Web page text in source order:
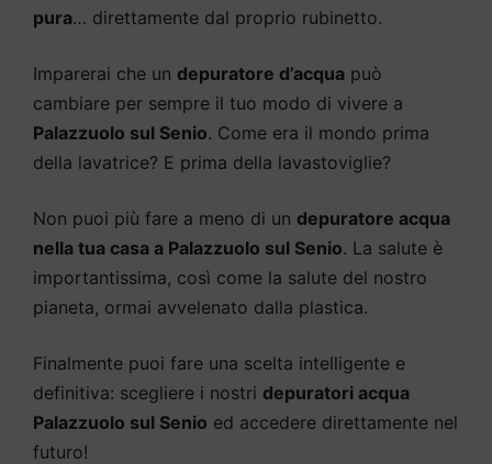
pura… direttamente dal proprio rubinetto.
Imparerai che un depuratore d’acqua può
cambiare per sempre il tuo modo di vivere a
Palazzuolo sul Senio. Come era il mondo prima
della lavatrice? E prima della lavastoviglie?
Non puoi più fare a meno di un depuratore acqua
nella tua casa a Palazzuolo sul Senio. La salute è
importantissima, così come la salute del nostro
pianeta, ormai avvelenato dalla plastica.
Finalmente puoi fare una scelta intelligente e
definitiva: scegliere i nostri depuratori acqua
Palazzuolo sul Senio ed accedere direttamente nel
futuro!